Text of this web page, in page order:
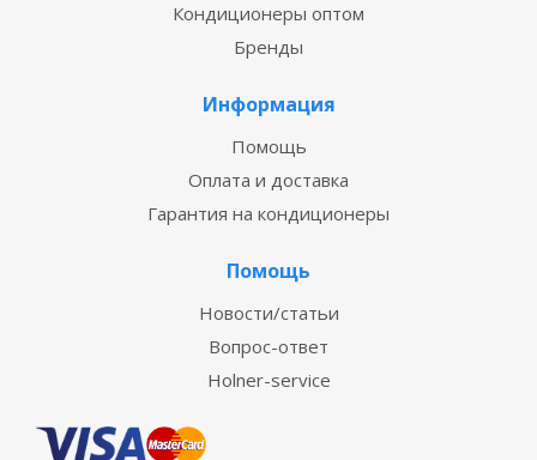
Кондиционеры оптом
Бренды
Информация
Помощь
Оплата и доставка
Гарантия на кондиционеры
Помощь
Новости/статьи
Вопрос-ответ
Holner-service